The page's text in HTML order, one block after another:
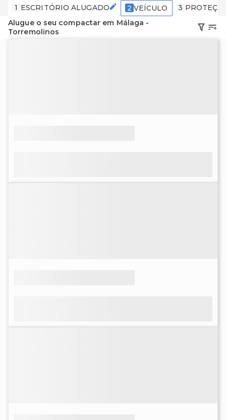
1 ESCRITÓRIO ALUGADO 2 VEÍCULO 3
Alugue o seu compactar em Málaga -
Torremolinos